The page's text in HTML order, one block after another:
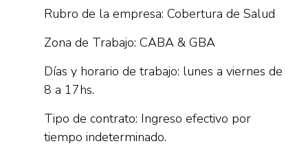
Rubro de la empresa: Cobertura de Salud
Zona de Trabajo: CABA & GBA
Días y horario de trabajo: lunes a viernes de
8 a 17hs.
Tipo de contrato: Ingreso efectivo por
tiempo indeterminado.